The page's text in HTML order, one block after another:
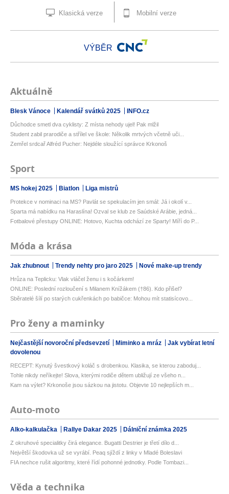
Klasická verze Mobilní verze
VÝBĚR
Aktuálně
Blesk Vánoce Kalendář svátků 2025 INFO.cz
Důchodce smetl dva cyklisty: Z místa nehody ujel! Pak mlžil
Student zabil prarodiče a střílel ve škole: Několik mrtvých včetně uči...
Zemřel srdcař Alfréd Pucher: Nejdéle sloužící správce Krkonoš
Sport
MS hokej 2025 Biatlon Liga mistrů
Protekce v nominaci na MS? Pavlát se spekulacím jen smál: Já i okolí v...
Sparta má nabídku na Haraslína! Ozval se klub ze Saúdské Arábie, jedná...
Fotbalové přestupy ONLINE: Hotovo, Kuchta odchází ze Sparty! Míří do P...
Móda a krása
Jak zhubnout Trendy nehty pro jaro 2025 Nové make-up trendy
Hrůza na Teplicku: Vlak vláčel ženu i s kočárkem!
ONLINE: Poslední rozloučení s Milanem Knížákem (†86). Kdo přišel?
Sběratelé šílí po starých cukřenkách po babičce: Mohou mít statisícovo...
Pro ženy a maminky
Nejčastější novoroční předsevzetí Miminko a mráz
Jak vybírat letní
dovolenou
RECEPT: Kynutý švestkový koláč s drobenkou. Klasika, se kterou zaboduj...
Tohle nikdy neříkejte! Slova, kterými rodiče dětem ubližují ze všeho n...
Kam na výlet? Krkonoše jsou sázkou na jistotu. Objevte 10 nejlepších m...
Auto-moto
Alko-kalkulačka Rallye Dakar 2025 Dálniční známka 2025
Z okruhové specialitky čirá elegance. Bugatti Destrier je třetí dílo d...
Největší škodovka už se vyrábí. Peaq sjíždí z linky v Mladé Boleslavi
FIA nechce rušit algoritmy, které řídí pohonné jednotky. Podle Tombazi...
Věda a technika